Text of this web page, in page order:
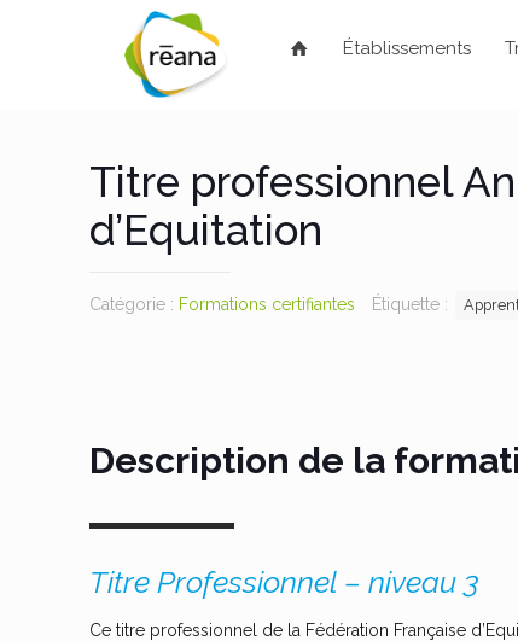
Établissements
Titre professionnel
d’Equitation
Catégorie : Formations certifiantes Étiquette :
Description de la
Titre Professionnel – niveau 3
Ce titre professionnel de la Fédération Française